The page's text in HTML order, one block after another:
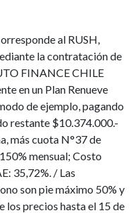
al RUSH,
la contratación de
FINANCE CHILE
en un Plan Renueve
de ejemplo, pagando
restante $10.374.000.-
más cuota N°37 de
mensual; Costo
35,72%. / Las
son pie máximo 50% y
los precios hasta el 15 de